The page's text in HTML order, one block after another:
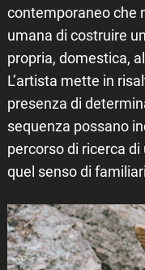
contemporaneo che
umana di costruire
propria, domestica,
L’artista mette in
presenza di
sequenza possano
percorso di ricerca
quel senso di